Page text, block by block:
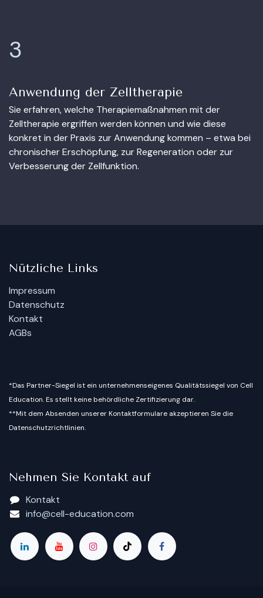
3
Anwendung der Zelltherapie
Sie erfahren, welche Therapiemaßnahmen mit der
Zelltherapie ergriffen werden können und wie diese
konkret in der Praxis zur Anwendung kommen – etwa bei
chronischer Erschöpfung, zur Regeneration oder zur
Verbesserung der Zellfunktion.
Nützliche Links
Impressum
Datenschutz
Kontakt
AGBs
*Das Partner-Siegel ist ein unternehmenseigenes Qualitätssiegel von Cell
Education. Es stellt keine behördliche Zertifizierung dar.
**Mit dem Absenden unserer Kontaktformulare akzeptieren Sie die
Datenschutzrichtlinien.
Nehmen Sie Kontakt auf
Kontakt
info@cell-education.com